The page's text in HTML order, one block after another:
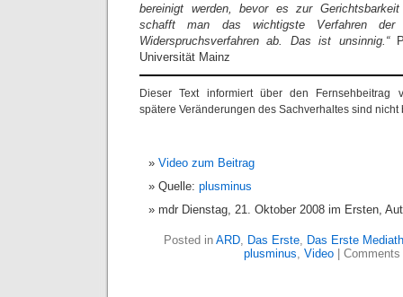
bereinigt werden, bevor es zur
schafft man das wichtigste Verfahren der
Widerspruchsverfahren ab. Das ist unsinnig.“
Universität Mainz
Dieser Text informiert über den Fernsehbeitrag
spätere Veränderungen des Sachverhaltes sind nicht
Video zum Beitrag
Quelle: plusminus
mdr Dienstag, 21. Oktober 2008 im Ersten,
Posted in ARD, Das Erste, Das Erste
plusminus, Video Comments